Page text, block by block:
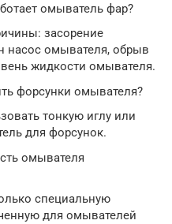
омыватель фар?
засорение
насос омывателя, обрыв
жидкости омывателя.
форсунки омывателя?
тонкую иглу или
для форсунок.
омывателя
специальную
для омывателей